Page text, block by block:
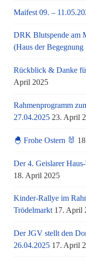
Maifest 09. –
DRK Blutspende am
(Haus der
Rückblick & Danke
April 2025
Rahmenprogramm
27.04.2025 23. April
🐣 Frohe Ostern 🐰
Der 4. Geislarer
18. April 2025
Kinder-Rallye im
Trödelmarkt 17. April
Der JGV stellt den
26.04.2025 17. April